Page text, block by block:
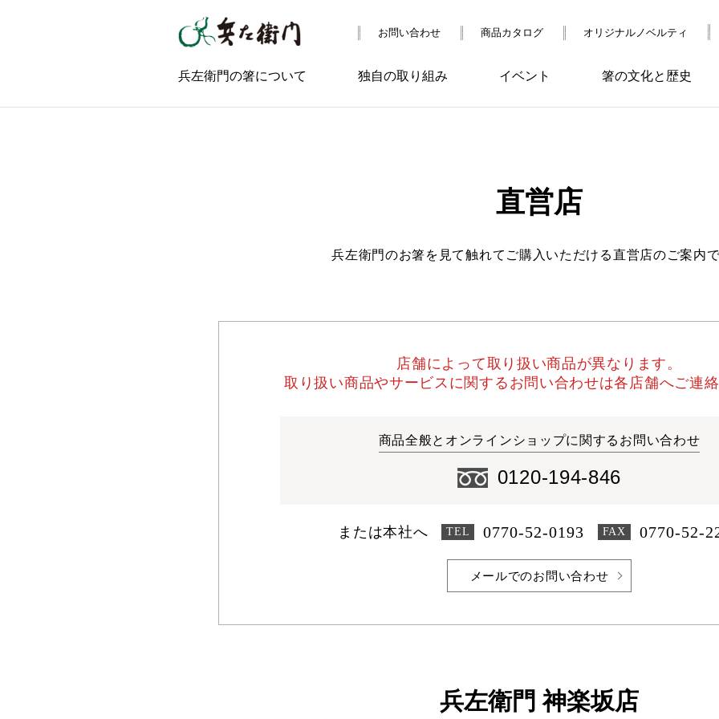
兵左衛門の箸について 独自の取り組み イベント 箸の文化と歴史
お問い合わせ 商品カタログ オリジナルノベルティ
直営店
兵左衛門のお箸を見て触れてご購入いただける直営店のご案内で
店舗によって取り扱い商品が異なります。
取り扱い商品やサービスに関するお問い合わせは各店舗へご連絡
商品全般とオンラインショップに 関するお問い合わせ
0120-194-846
または本社へ TEL 0770-52-0193 FAX 0770-52-
メールでのお問い合わせ
兵左衛門 神楽坂店